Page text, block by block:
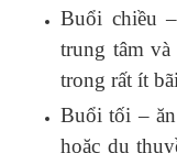
Buổi chiều
trung tâm
trong rất ít
Buổi tối –
hoặc du